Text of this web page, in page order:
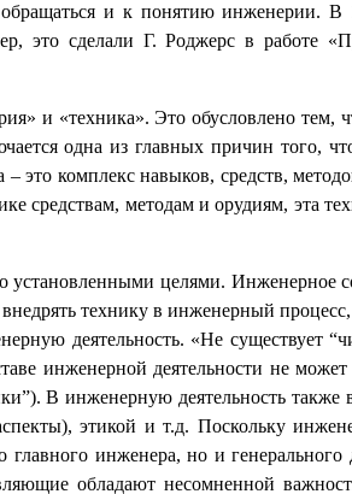
и к понятию инженерии.
это сделали Г. Роджерс в работе
и «техника». Это обусловлено тем,
одна из главных причин того,
комплекс навыков, средств,
средствам, методам и орудиям, эта
установленными целями. Инженерное
технику в инженерный
деятельность. «Не существует
инженерной деятельности не
В инженерную деятельность также
этикой и т.д. Поскольку
инженера, но и генерального
обладают несомненной